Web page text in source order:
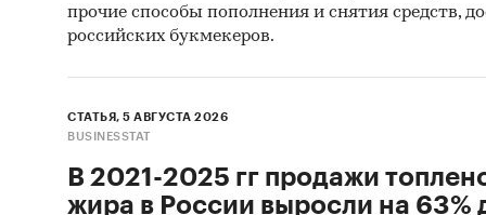
прочие способы пополнения и снятия средств,
российских букмекеров.
СТАТЬЯ, 5 АВГУСТА 2026
BUSINESSTAT
В 2021-2025 гг продажи
жира в России выросли на 63%